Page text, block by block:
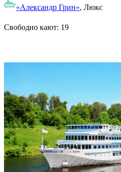
«Александр Грин», Люкс
Свободно кают: 19